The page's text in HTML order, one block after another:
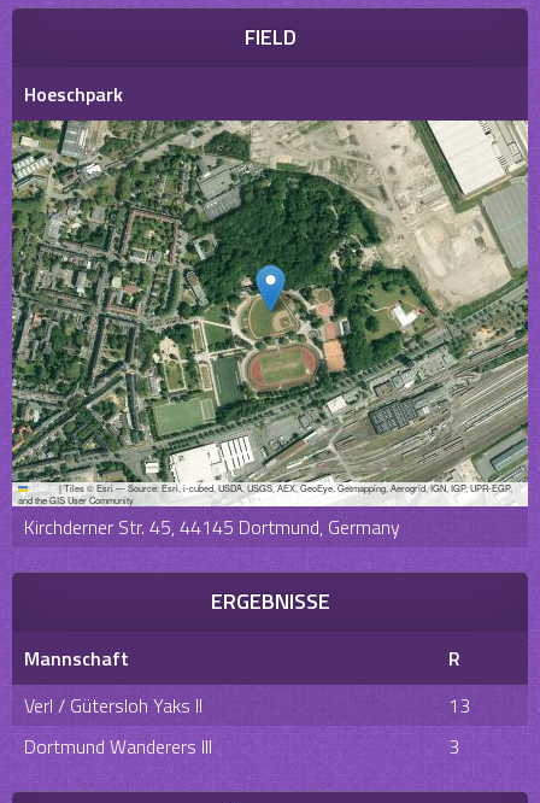
FIELD
Hoeschpark
Leaflet |Tiles © Esri — Source: Esri, i-cubed, USDA, USGS, AEX, GeoEye, Getmapping, Aerogrid, IGN, IGP, UPR-EGP,
and the GIS User Community
Kirchderner Str. 45, 44145 Dortmund, Germany
ERGEBNISSE
Mannschaft
R
Verl / Gütersloh Yaks II
13
Dortmund Wanderers III
3